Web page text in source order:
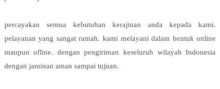
percayakan semua kebutuhan kerajinan anda kepada kami.
pelayanan yang sangat ramah. kami melayani dalam bentuk online
maupun ofline. dengan pengiriman keseluruh wilayah Indonesia
dengan jaminan aman sampai tujuan.